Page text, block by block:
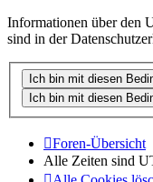
Informationen über den
sind in der
Foren-Übersicht
Alle Zeiten sind